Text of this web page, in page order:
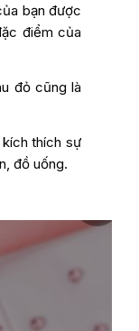
bạn được
điểm của
đỏ cũng là
thích sự
đồ uống.